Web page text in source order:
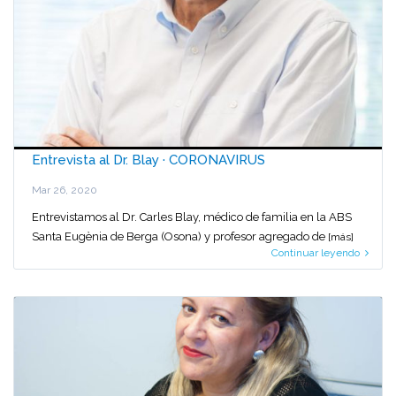
Entrevista al Dr. Blay · CORONAVIRUS
Mar 26, 2020
Entrevistamos al Dr. Carles Blay, médico de familia en la ABS
Santa Eugènia de Berga (Osona) y profesor agregado de [más]
Continuar leyendo